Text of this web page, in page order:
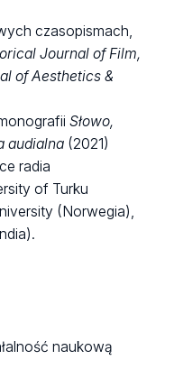
czasopismach,
Journal of Film,
of Aesthetics &
Słowo,
audialna (2021)
radia
of Turku
(Norwegia),
naukową